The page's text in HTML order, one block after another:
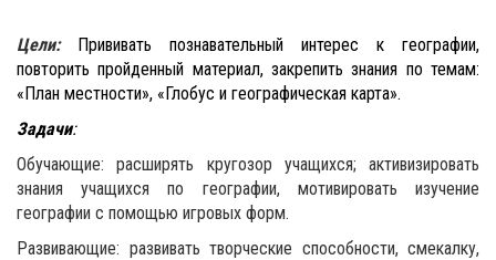
Цели:Прививать познавательный интерес к географии,
повторить пройденный материал, закрепить знания по темам:
«План местности», «Глобус и географическая карта».
Задачи:
Обучающие: расширять кругозор учащихся; активизировать
знания учащихся по географии, мотивировать изучение
географии с помощью игровых форм.
Развивающие: развивать творческие способности, смекалку,